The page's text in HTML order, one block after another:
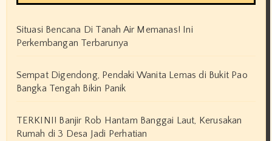
Situasi Bencana Di Tanah Air Memanas! Ini
Perkembangan Terbarunya
Sempat Digendong, Pendaki Wanita Lemas di Bukit Pao
Bangka Tengah Bikin Panik
TERKINI! Banjir Rob Hantam Banggai Laut, Kerusakan
Rumah di 3 Desa Jadi Perhatian